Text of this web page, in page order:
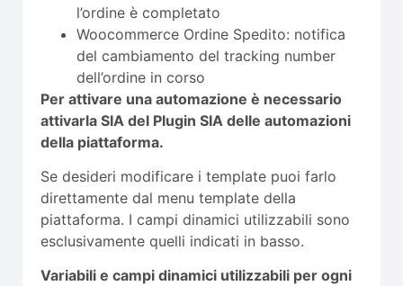
l’ordine è completato
Woocommerce Ordine Spedito: notifica
del cambiamento del tracking number
dell’ordine in corso
Per attivare una automazione è necessario
attivarla SIA del Plugin SIA delle automazioni
della piattaforma.
Se desideri modificare i template puoi farlo
direttamente dal menu template della
piattaforma. I campi dinamici utilizzabili sono
esclusivamente quelli indicati in basso.
Variabili e campi dinamici utilizzabili per ogni